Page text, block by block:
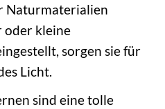
Naturmaterialien
oder kleine
sorgen sie für
Licht.
sind eine tolle